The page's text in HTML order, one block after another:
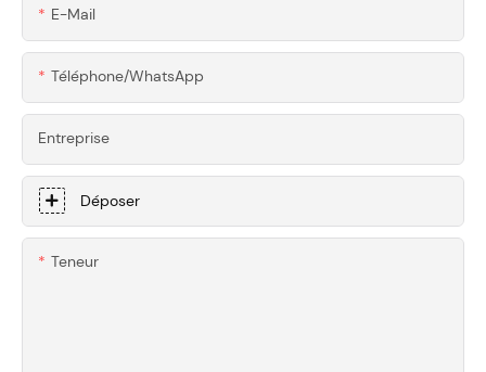
E-Mail
Téléphone/WhatsApp
Entreprise
Déposer
Teneur